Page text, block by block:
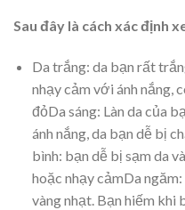
Sau đây là cách xác định
Da trắng: da bạn rất
nhạy cảm với ánh nắng,
đỏDa sáng: Làn da của
ánh nắng, da bạn dễ bị
bình: bạn dễ bị sạm da
hoặc nhạy cảmDa ngăm:
vàng nhạt. Bạn hiếm khi